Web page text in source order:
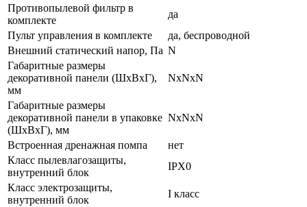
Противопылевой фильтр в
комплекте
да
Пульт управления в комплекте
да, беспроводной
Внешний статический напор, Па N
Габаритные размеры
декоративной панели (ШxВxГ),
мм
NxNxN
Габаритные размеры
декоративной панели в упаковке
(ШxВxГ), мм
NxNxN
Встроенная дренажная помпа
нет
Класс пылевлагозащиты,
внутренний блок
IPX0
Класс электрозащиты,
внутренний блок
I класс